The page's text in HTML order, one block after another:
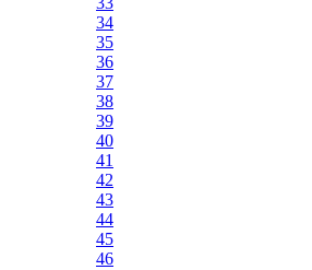
34
35
36
37
38
39
40
41
42
43
44
45
46